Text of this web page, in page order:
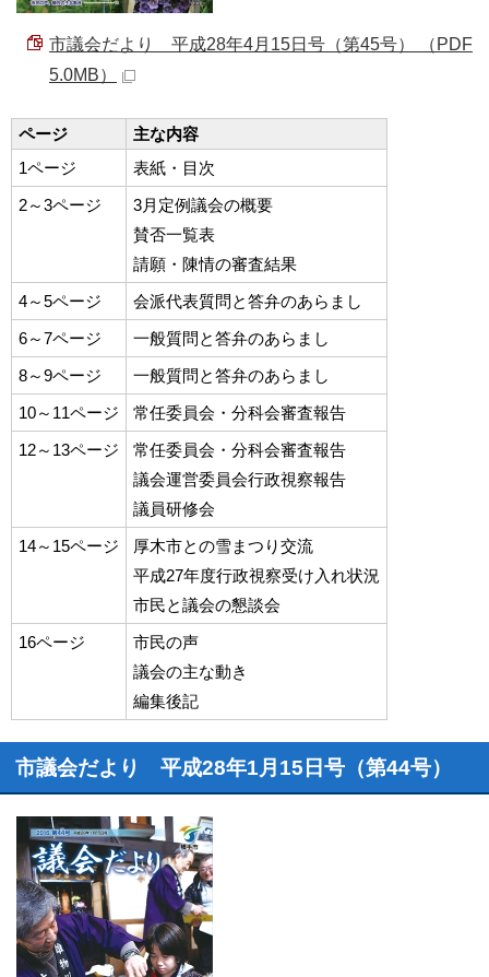
市議会だより 平成28年4月15日号（第45号） （PDF
5.0MB）
ページ
主な内容
1ページ
表紙・目次
2～3ページ
3月定例議会の概要
賛否一覧表
請願・陳情の審査結果
4～5ページ
会派代表質問と答弁のあらまし
6～7ページ
一般質問と答弁のあらまし
8～9ページ
一般質問と答弁のあらまし
10～11ページ
常任委員会・分科会審査報告
12～13ページ
常任委員会・分科会審査報告
議会運営委員会行政視察報告
議員研修会
14～15ページ
厚木市との雪まつり交流
平成27年度行政視察受け入れ状況
市民と議会の懇談会
16ページ
市民の声
議会の主な動き
編集後記
市議会だより 平成28年1月15日号（第44号）